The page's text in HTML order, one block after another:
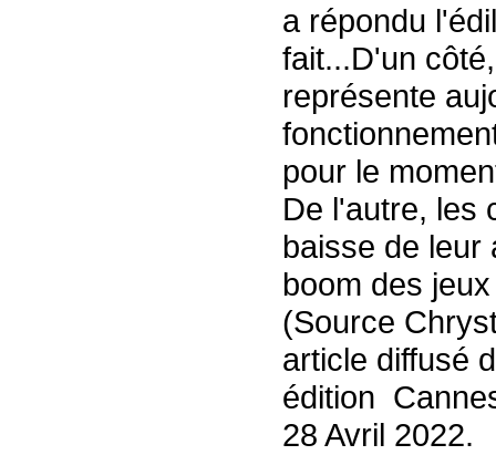
a répondu
fait...D'un
représente
pour le
De l'autre, les
baisse de leur
boom des
(Source
article diffusé
édition
28 Avril 2022.